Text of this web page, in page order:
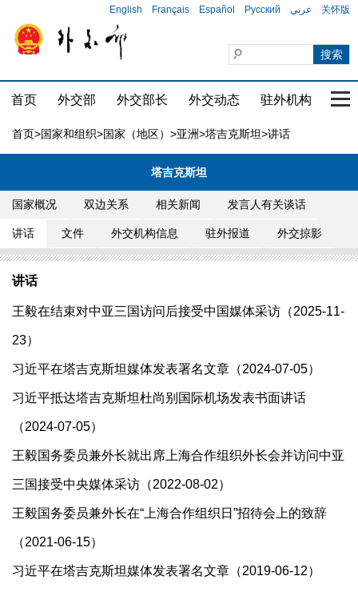
English Français Español Русский عربي 关怀版
首页 外交部 外交部长 外交动态 驻外机构 国
首页>国家和组织>国家（地区） >亚洲>塔吉克斯坦>讲话
塔吉克斯坦
国家概况 双边关系 相关新闻 发言人有关谈话
讲话 文件 外交机构信息 驻外报道 外交掠影
讲话
王毅在结束对中亚三国访问后接受中国媒体采访（2025-11-
23）
习近平在塔吉克斯坦媒体发表署名文章（2024-07-05）
习近平抵达塔吉克斯坦杜尚别国际机场发表书面讲话
（2024-07-05）
王毅国务委员兼外长就出席上海合作组织外长会并访问中亚
三国接受中央媒体采访（2022-08-02）
王毅国务委员兼外长在“上海合作组织日”招待会上的致辞
（2021-06-15）
习近平在塔吉克斯坦媒体发表署名文章（2019-06-12）